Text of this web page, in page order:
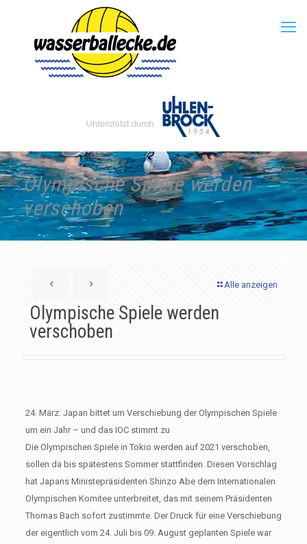
Olympische Spiele werden
verschoben
Alle anzeigen
Olympische Spiele werden
verschoben
24. März: Japan bittet um Verschiebung der Olympischen Spiele
um ein Jahr – und das IOC stimmt zu
Die Olympischen Spiele in Tokio werden auf 2021 verschoben,
sollen da bis spätestens Sommer stattfinden. Diesen Vorschlag
hat Japans Ministepräsidenten Shinzo Abe dem Internationalen
Olympischen Komitee unterbreitet, das mit seinem Präsidenten
Thomas Bach sofort zustimmte. Der Druck für eine Verschiebung
der eigentlich vom 24. Juli bis 09. August geplanten Spiele war